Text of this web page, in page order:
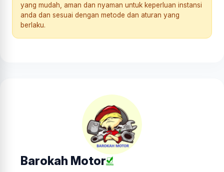
yang mudah, aman dan nyaman untuk keperluan instansi
anda dan sesuai dengan metode dan aturan yang
berlaku.
Barokah Motor